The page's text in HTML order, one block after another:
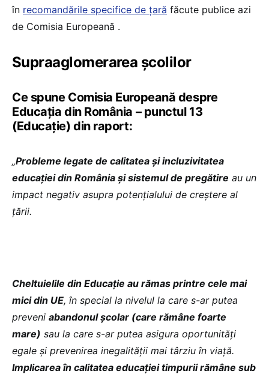
în recomandările specifice de țară făcute publice azi
de Comisia Europeană .
Supraaglomerarea școlilor
Ce spune Comisia Europeană despre
Educația din România – punctul 13
(Educație) din raport:
„Probleme legate de calitatea și incluzivitatea
educației din România și sistemul de pregătire au un
impact negativ asupra potențialului de creștere al
țării.
Cheltuielile din Educație au rămas printre cele mai
mici din UE, în special la nivelul la care s-ar putea
preveni abandonul școlar (care rămâne foarte
mare) sau la care s-ar putea asigura oportunități
egale și prevenirea inegalității mai târziu în viață.
Implicarea în calitatea educației timpurii rămâne sub